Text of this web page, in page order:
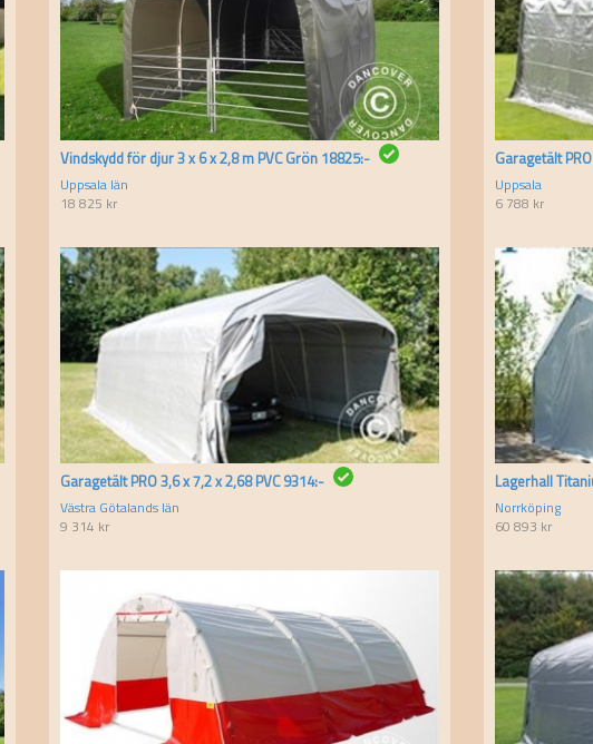
Vindskydd för djur 3 x 6 x 2,8 m PVC Grön 18825:-
Uppsala län
18 825 kr
Garagetält PRO 3,6 x 7,2 x 2,68 PVC 9314:-
Västra Götalands län
9 314 kr
Garagetält
Uppsala
6 788 kr
Lagerhall
Norrköping
60 893 kr